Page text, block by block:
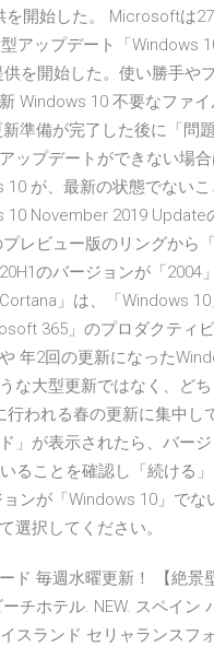
を開始した。 Microsoftは
アップデート「Windows
を開始した。使い勝手や
Windows 10 不要なファ
準備が完了した後に「問
ップデートができない場
10 が、最新の状態でない
10 November 2019 Update
レビュー版のリングから
のバージョンが「2004
」は、「Windows
365」のプロダクティ
年2回の更新になった
な大型更新ではなく、ど
行われる春の更新に集中し
」が表示されたら、バー
ることを確認し「続ける
ンが「Windows 10」でな
選択してください。
ド 毎週水曜更新！ 【絶景
チホテル. NEW. スペイン
スランド セリャランスフ